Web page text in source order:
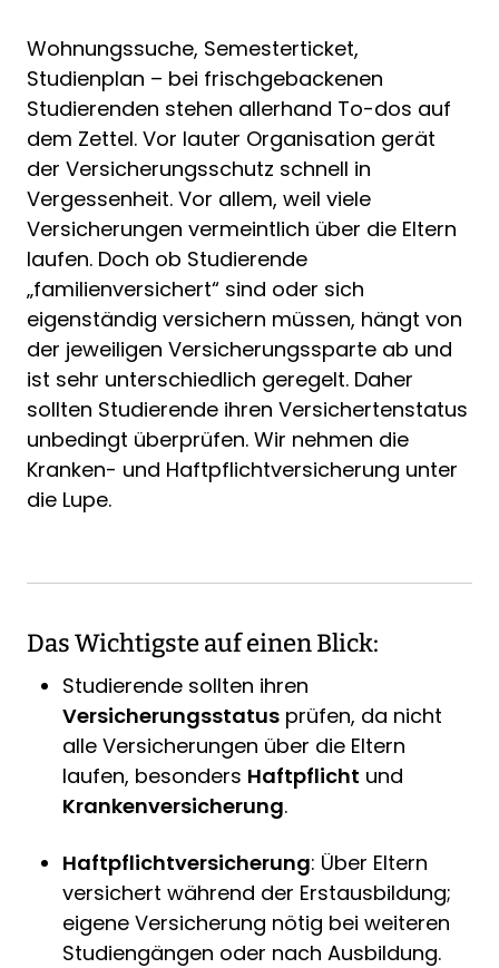
Wohnungssuche, Semesterticket,
Studienplan – bei frischgebackenen
Studierenden stehen allerhand To-dos auf
dem Zettel. Vor lauter Organisation gerät
der Versicherungsschutz schnell in
Vergessenheit. Vor allem, weil viele
Versicherungen vermeintlich über die Eltern
laufen. Doch ob Studierende
„familienversichert“ sind oder sich
eigenständig versichern müssen, hängt von
der jeweiligen Versicherungssparte ab und
ist sehr unterschiedlich geregelt. Daher
sollten Studierende ihren Versichertenstatus
unbedingt überprüfen. Wir nehmen die
Kranken- und Haftpflichtversicherung unter
die Lupe.
Das Wichtigste auf einen Blick:
Studierende sollten ihren
Versicherungsstatus prüfen, da nicht
alle Versicherungen über die Eltern
laufen, besonders Haftpflicht und
Krankenversicherung.
Haftpflichtversicherung: Über Eltern
versichert während der Erstausbildung;
eigene Versicherung nötig bei weiteren
Studiengängen oder nach Ausbildung.